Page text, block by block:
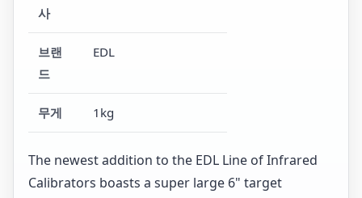
사
브랜
드
EDL
무게 1kg
The newest addition to the EDL Line of Infrared
Calibrators boasts a super large 6" target